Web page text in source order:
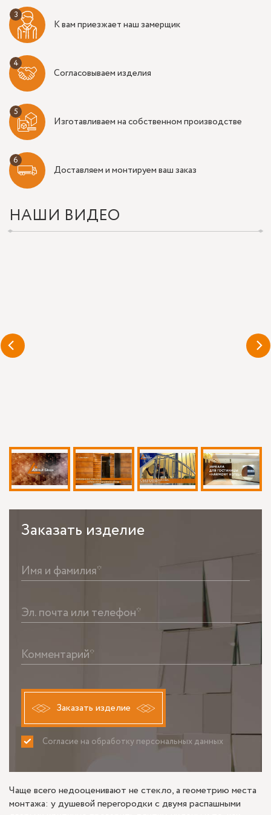
К вам приезжает наш замерщик
Согласовываем изделия
Изготавливаем на собственном производстве
Доставляем и монтируем ваш заказ
НАШИ ВИДЕО
Заказать изделие
Имя и фамилия*
Эл. почта или телефон*
Комментарий*
Заказать изделие
Согласие на обработку персональных данных
ПРИНИМАЮ НЕ ПРИНИМАЮ
Чаще всего недооценивают не стекло, а геометрию места
монтажа: у душевой перегородки с двумя распашными